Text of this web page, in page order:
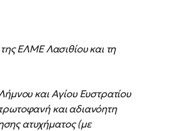
ΕΛΜΕ Λασιθίου και τη
και Αγίου Ευστρατίου
και αδιανόητη
ατυχήματος (με